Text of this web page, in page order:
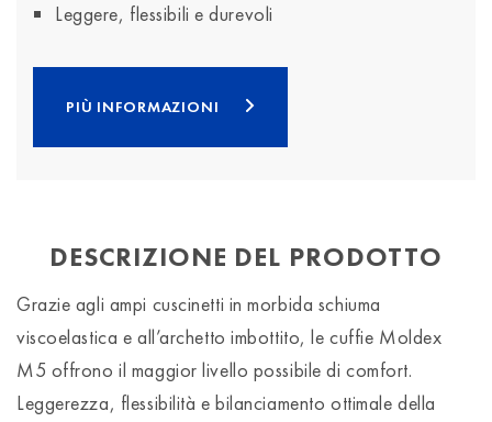
Leggere, flessibili e durevoli
PIÙ INFORMAZIONI
DESCRIZIONE DEL PRODOTTO
Grazie agli ampi cuscinetti in morbida schiuma
viscoelastica e all’archetto imbottito, le cuffie Moldex
M5 offrono il maggior livello possibile di comfort.
Leggerezza, flessibilità e bilanciamento ottimale della